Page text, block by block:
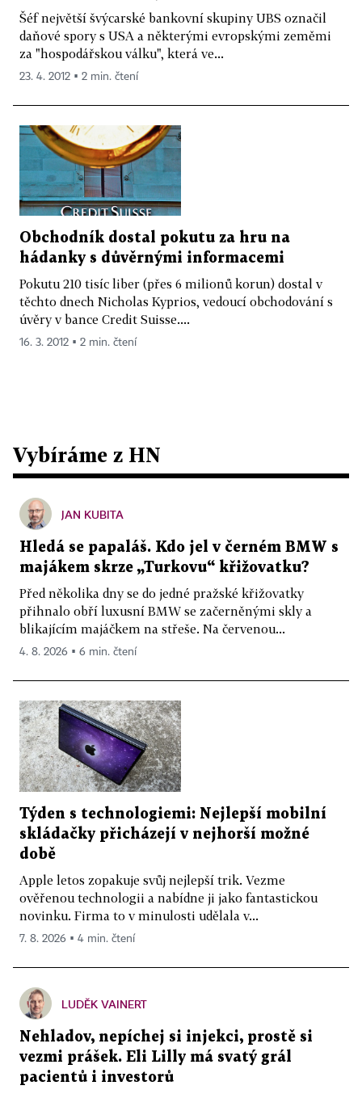
Šéf největší švýcarské bankovní skupiny UBS označil
daňové spory s USA a některými evropskými zeměmi
za "hospodářskou válku", která ve...
23. 4. 2012 ▪ 2 min. čtení
Obchodník dostal pokutu za hru na
hádanky s důvěrnými informacemi
Pokutu 210 tisíc liber (přes 6 milionů korun) dostal v
těchto dnech Nicholas Kyprios, vedoucí obchodování s
úvěry v bance Credit Suisse....
16. 3. 2012 ▪ 2 min. čtení
Vybíráme z HN
JAN KUBITA
Hledá se papaláš. Kdo jel v černém BMW s
majákem skrze „Turkovu“ křižovatku?
Před několika dny se do jedné pražské křižovatky
přihnalo obří luxusní BMW se začerněnými skly a
blikajícím majáčkem na střeše. Na červenou...
4. 8. 2026 ▪ 6 min. čtení
Týden s technologiemi: Nejlepší mobilní
skládačky přicházejí v nejhorší možné
době
Apple letos zopakuje svůj nejlepší trik. Vezme
ověřenou technologii a nabídne ji jako fantastickou
novinku. Firma to v minulosti udělala v...
7. 8. 2026 ▪ 4 min. čtení
LUDĚK VAINERT
Nehladov, nepíchej si injekci, prostě si
vezmi prášek. Eli Lilly má svatý grál
pacientů i investorů